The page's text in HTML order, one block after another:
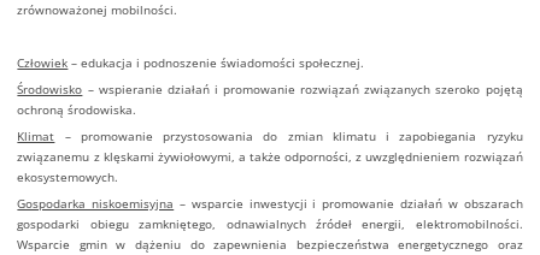
zrównoważonej mobilności.
Człowiek – edukacja i podnoszenie świadomości społecznej.
Środowisko – wspieranie działań i promowanie rozwiązań związanych szeroko pojętą
ochroną środowiska.
Klimat – promowanie przystosowania do zmian klimatu i zapobiegania ryzyku
związanemu z klęskami żywiołowymi, a także odporności, z uwzględnieniem rozwiązań
ekosystemowych.
Gospodarka niskoemisyjna – wsparcie inwestycji i promowanie działań w obszarach
gospodarki obiegu zamkniętego, odnawialnych źródeł energii, elektromobilności.
Wsparcie gmin w dążeniu do zapewnienia bezpieczeństwa energetycznego oraz